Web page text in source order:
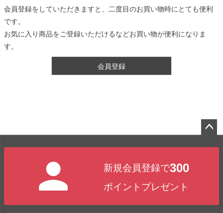
会員登録をしていただきますと、二度目のお買い物時にとても便利
です。
お気に入り商品をご登録いただけるなどお買い物が便利になりま
す。
会員登録
新規会員登録で300
ポイントプレゼント